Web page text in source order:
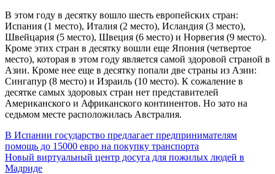
В этом году в десятку вошло шесть европейских стран:
Испания (1 место), Италия (2 место), Исландия (3 место),
Швейцария (5 место), Швеция (6 место) и Норвегия (9 место).
Кроме этих стран в десятку вошли еще Япония (четвертое
место), которая в этом году является самой здоровой страной в
Азии. Кроме нее еще в десятку попали две страны из Азии:
Сингапур (8 место) и Израиль (10 место). К сожаление в
десятке самых здоровых стран нет представителей
Американского и Африканского континентов. Но зато на
седьмом месте расположилась Австралия.
В Испании государство предлагает предпринимателям
помощь до 15000 евро на покупку транспорта
Новый виртуальный центр досуга для пожилых людей в
Мадриде